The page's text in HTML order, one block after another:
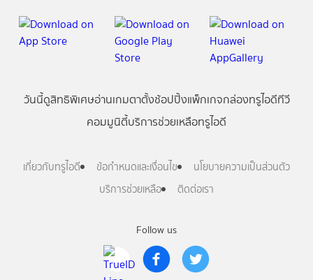
Follow us
วันนี้ดูสิทธิพิเศษอ่านเกมตาตั้งช้อปปิ้งแพ็กเกจกล่องทรูไอดีทีวี
คอมมูนิตี้บริการช่วยเหลือทรูไอดี
เกี่ยวกับทรูไอดี ข้อกำหนดและเงื่อนไข
นโยบายความเป็นส่วนตัว
บริการช่วยเหลือ
ติดต่อเรา